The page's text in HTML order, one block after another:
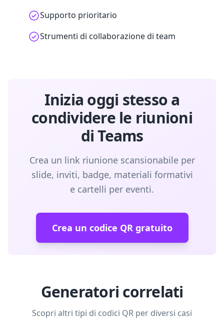
Supporto prioritario
Strumenti di collaborazione di team
Inizia oggi stesso a
condividere le riunioni
di Teams
Crea un link riunione scansionabile per
slide, inviti, badge, materiali formativi
e cartelli per eventi.
Crea un codice QR gratuito
Generatori correlati
Scopri altri tipi di codici QR per diversi casi